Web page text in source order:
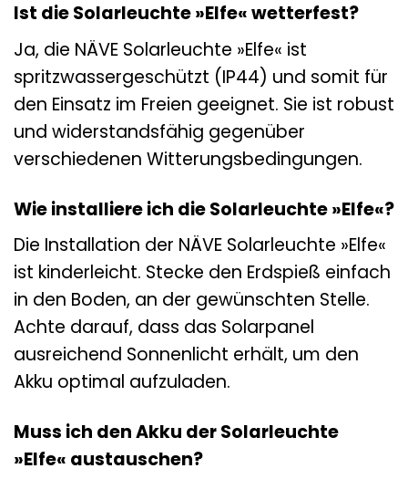
Ist die Solarleuchte »Elfe« wetterfest?
Ja, die NÄVE Solarleuchte »Elfe« ist
spritzwassergeschützt (IP44) und somit für
den Einsatz im Freien geeignet. Sie ist robust
und widerstandsfähig gegenüber
verschiedenen Witterungsbedingungen.
Wie installiere ich die Solarleuchte »Elfe«?
Die Installation der NÄVE Solarleuchte »Elfe«
ist kinderleicht. Stecke den Erdspieß einfach
in den Boden, an der gewünschten Stelle.
Achte darauf, dass das Solarpanel
ausreichend Sonnenlicht erhält, um den
Akku optimal aufzuladen.
Muss ich den Akku der Solarleuchte
»Elfe« austauschen?